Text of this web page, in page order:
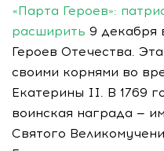
«Парта Героев»:
расширить 9 декабря
Героев Отечества.
своими корнями во
Екатерины II. В 1769
воинская награда —
Святого